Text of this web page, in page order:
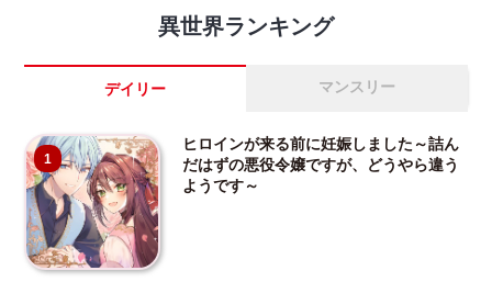
異世界ランキング
デイリー マンスリー
1
ヒロインが来る前に妊娠しました～詰ん
だはずの悪役令嬢ですが、どうやら違う
ようです～